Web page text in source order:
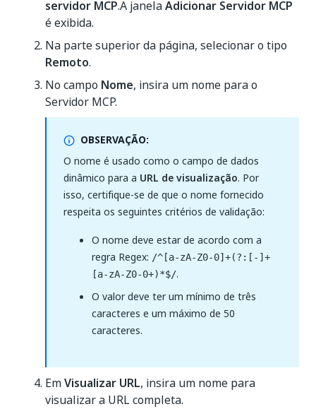
servidor MCP.A janelaAdicionar Servidor MCP
é exibida.
Na parte superior da página, selecionar o tipo
Remoto.
No campo Nome, insira um nome para o
Servidor MCP.
OBSERVAÇÃO:
O nome é usado como o campo de dados
dinâmico para a URL de visualização. Por
isso, certifique-se de que o nome fornecido
respeita os seguintes critérios de validação:
O nome deve estar de acordo com a
regra Regex: /^[a-zA-Z0-0]+(?:[-]+
[a-zA-Z0-0+)*$/.
O valor deve ter um mínimo de três
caracteres e um máximo de 50
caracteres.
EmVisualizar URL, insira um nome para
visualizar a URL completa.